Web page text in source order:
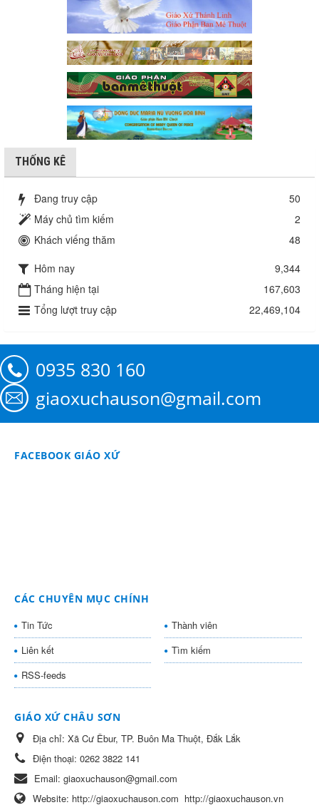
THỐNG KÊ
Đang truy cập
50
Máy chủ tìm kiếm
2
Khách viếng thăm
48
Hôm nay
9,344
Tháng hiện tại
167,603
Tổng lượt truy cập
22,469,104
0935 830 160
giaoxuchauson@gmail.com
FACEBOOK GIÁO XỨ
CÁC CHUYÊN MỤC CHÍNH
Tin Tức
Thành viên
Liên kết
Tìm kiếm
RSS-feeds
GIÁO XỨ CHÂU SƠN
Địa chỉ: Xã Cư Êbur, TP. Buôn Ma Thuột, Đắk Lắk
Điện thoại: 0262 3822 141
Email: giaoxuchauson@gmail.com
Website: http://giaoxuchauson.com http://giaoxuchauson.vn